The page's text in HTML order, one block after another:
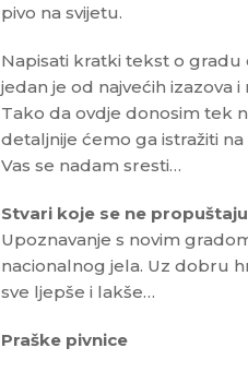
pivo na svijetu.
Napisati kratki tekst o gradu
jedan je od najvećih izazova
Tako da ovdje donosim tek
detaljnije ćemo ga istražiti
Vas se nadam sresti…
Stvari koje se ne
Upoznavanje s novim
nacionalnog jela. Uz dobru
sve ljepše i lakše…
Praške pivnice